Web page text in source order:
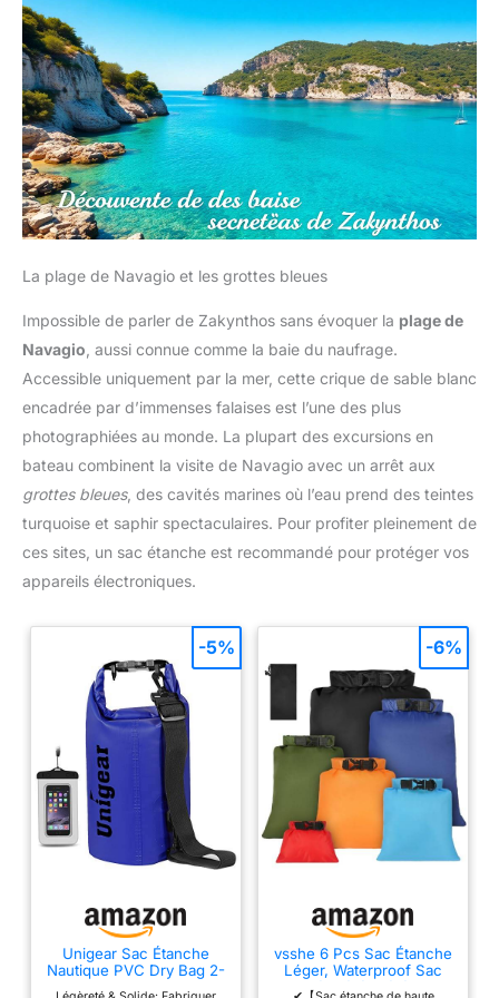
La plage de Navagio et les grottes bleues
Impossible de parler de Zakynthos sans évoquer la plage de
Navagio , aussi connue comme la baie du naufrage.
Accessible uniquement par la mer, cette crique de sable blanc
encadrée par d’immenses falaises est l’une des plus
photographiées au monde. La plupart des excursions en
bateau combinent la visite de Navagio avec un arrêt aux
grottes bleues, des cavités marines où l’eau prend des teintes
turquoise et saphir spectaculaires. Pour profiter pleinement de
ces sites, un sac étanche est recommandé pour protéger vos
appareils électroniques.
Unigear Sac Étanche
Nautique PVC Dry Bag 2-
-5%
vsshe 6 Pcs Sac Étanche
Léger, Waterproof Sac
1.5/2.5/3/3.5/5/8L,
-6%